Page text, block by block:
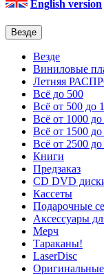
English version
Везде
Везде
Виниловые
Летняя
Всё до 500
Всё от 500 до
Всё от 1000
Всё от 1500
Всё от 2500
Книги
Предзаказ
CD DVD
Кассеты
Подарочные
Аксессуары
Мерч
Тараканы!
LaserDisc